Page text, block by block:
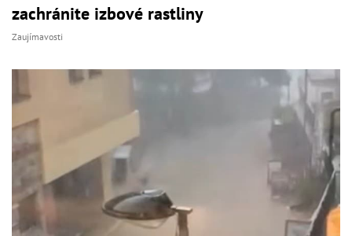
zachránite izbové rastliny
Zaujímavosti